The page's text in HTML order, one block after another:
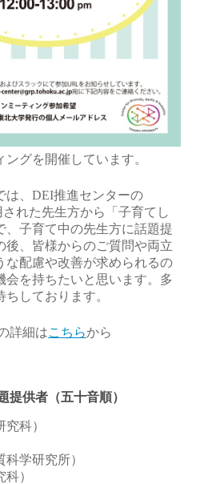
グを開催しています。
は、DEI推進センターの
れた先生方から「子育てし
、子育て中の先生方に話題提
後、皆様からのご質問や両立
な配慮や改善が求められるの
会を持ちたいと思います。多
しております。
詳細はこちらから
提供者（五十音順）
科）
学研究所）
）